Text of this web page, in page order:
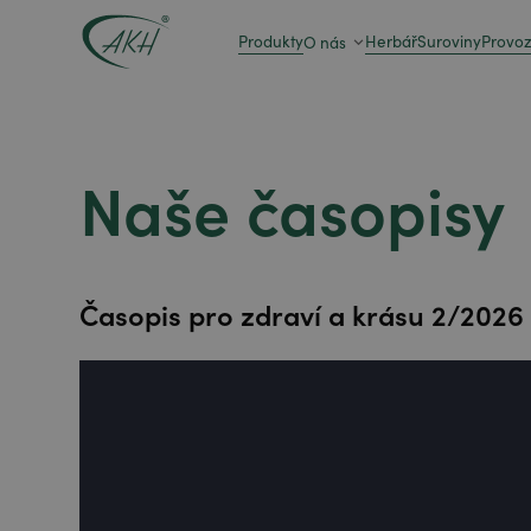
ProduktyO nás HerbářSuroviny
Naše časopisy
Časopis pro zdraví a krásu 2/2026